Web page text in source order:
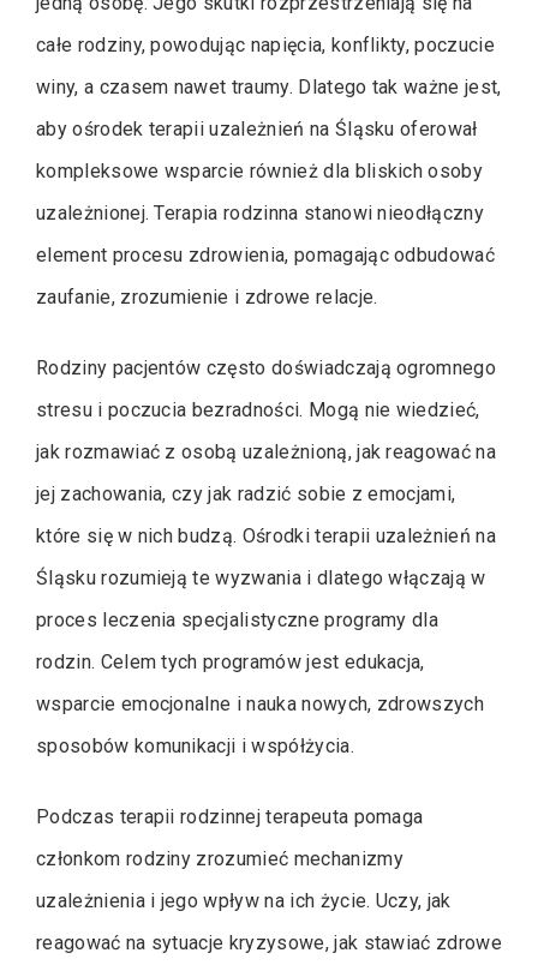
całe rodziny, powodując napięcia, konflikty, poczucie
winy, a czasem nawet traumy. Dlatego tak ważne jest,
aby ośrodek terapii uzależnień na Śląsku oferował
kompleksowe wsparcie również dla bliskich osoby
uzależnionej. Terapia rodzinna stanowi nieodłączny
element procesu zdrowienia, pomagając odbudować
zaufanie, zrozumienie i zdrowe relacje.
Rodziny pacjentów często doświadczają ogromnego
stresu i poczucia bezradności. Mogą nie wiedzieć,
jak rozmawiać z osobą uzależnioną, jak reagować na
jej zachowania, czy jak radzić sobie z emocjami,
które się w nich budzą. Ośrodki terapii uzależnień na
Śląsku rozumieją te wyzwania i dlatego włączają w
proces leczenia specjalistyczne programy dla
rodzin. Celem tych programów jest edukacja,
wsparcie emocjonalne i nauka nowych, zdrowszych
sposobów komunikacji i współżycia.
Podczas terapii rodzinnej terapeuta pomaga
członkom rodziny zrozumieć mechanizmy
uzależnienia i jego wpływ na ich życie. Uczy, jak
reagować na sytuacje kryzysowe, jak stawiać zdrowe